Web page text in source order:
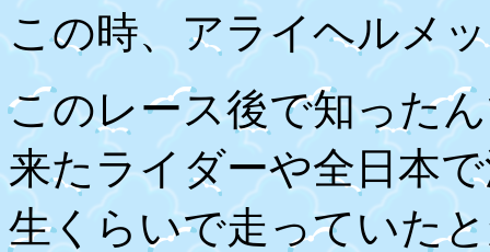
この時、アライヘルメ
このレース後で知った
来たライダーや全日本
生くらいで走っていた